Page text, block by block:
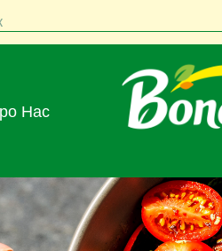
Нас